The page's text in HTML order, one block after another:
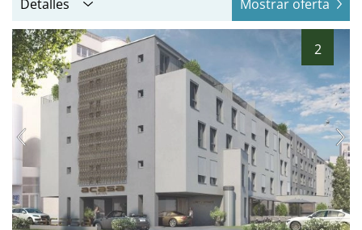
Detalles Mostrar oferta
2